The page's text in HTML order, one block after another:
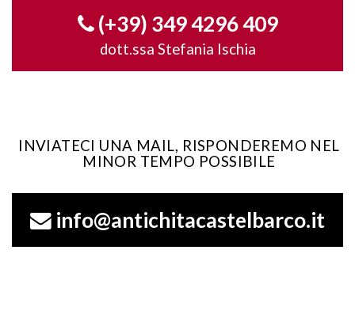
(+39) 349 4296 409
dott.ssa Stefania Ischia
INVIATECI UNA MAIL, RISPONDEREMO NEL
MINOR TEMPO POSSIBILE
info@antichitacastelbarco.it